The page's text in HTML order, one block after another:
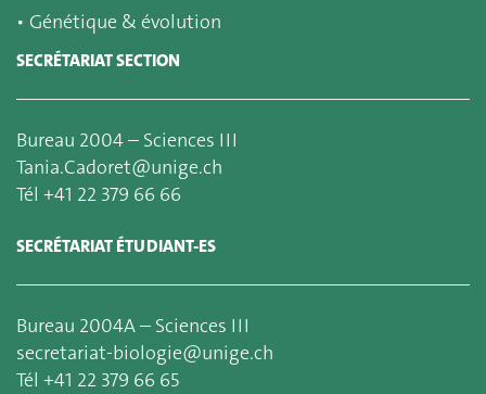
▪ Génétique & évolution
SECRÉTARIAT SECTION
Bureau 2004 – Sciences III
Tania.Cadoret@unige.ch
Tél +41 22 379 66 66
SECRÉTARIAT ÉTUDIANT-ES
Bureau 2004A – Sciences III
secretariat-biologie@unige.ch
Tél +41 22 379 66 65